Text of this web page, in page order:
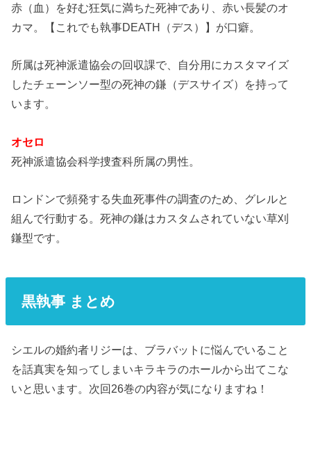
赤（血）を好む狂気に満ちた死神であり、赤い長髪のオ
カマ。【これでも執事DEATH（デス）】が口癖。
所属は死神派遣協会の回収課で、自分用にカスタマイズ
したチェーンソー型の死神の鎌（デスサイズ）を持って
います。
オセロ
死神派遣協会科学捜査科所属の男性。
ロンドンで頻発する失血死事件の調査のため、グレルと
組んで行動する。死神の鎌はカスタムされていない草刈
鎌型です。
黒執事 まとめ
シエルの婚約者リジーは、ブラバットに悩んでいること
を話真実を知ってしまいキラキラのホールから出てこな
いと思います。次回26巻の内容が気になりますね！